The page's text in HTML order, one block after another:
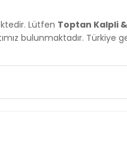
Lütfen Toptan Kalpli
bulunmaktadır. Türkiye